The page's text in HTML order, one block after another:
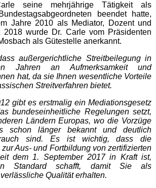
seine mehrjährige Tätigkeit als
beendet hatte,
Jahre 2010 als Mediator, Dozent und
2018 wurde Dr. Carle vom Präsidenten
als Gütestelle anerkannt.
außergerichtliche Streitbeilegung in
Jahren an Aufmerksamkeit und
hat, da sie Ihnen wesentliche Vorteile
Streitverfahren bietet.
gibt es erstmalig ein Mediationsgesetz
bundeseinheitliche Regelungen setzt,
Ländern Europas, wo die Vorzüge
schon länger bekannt und deutlich
sind. Es ist wichtig, dass die
Aus- und Fortbildung von zertifizierten
dem 1. September 2017 in Kraft ist,
Standard schafft, damit Sie als
Qualität erhalten.